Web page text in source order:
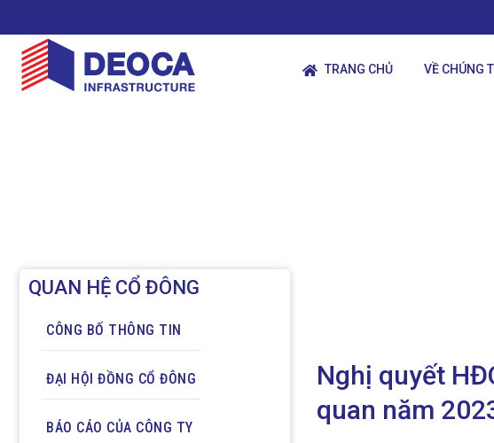
TRANG CHỦ VỀ CHÚNG
QUAN HỆ CỔ ĐÔNG
CÔNG BỐ THÔNG TIN
ĐẠI HỘI ĐỒNG CỔ ĐÔNG
BÁO CÁO CỦA CÔNG TY
Nghị quyết
quan năm